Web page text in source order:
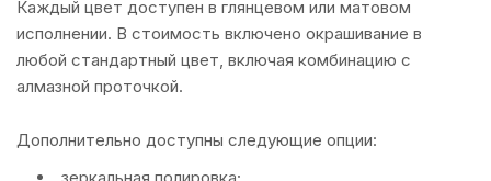
Каждый цвет доступен в глянцевом или матовом
исполнении. В стоимость включено окрашивание в
любой стандартный цвет, включая комбинацию с
алмазной проточкой.
Дополнительно доступны следующие опции: